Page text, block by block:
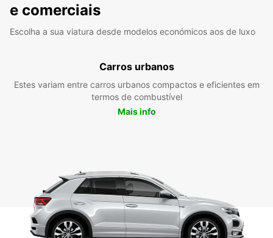
e comerciais
Escolha a sua viatura desde modelos económicos aos de luxo
Carros urbanos
Estes variam entre carros urbanos compactos e eficientes em
termos de combustível
Mais info